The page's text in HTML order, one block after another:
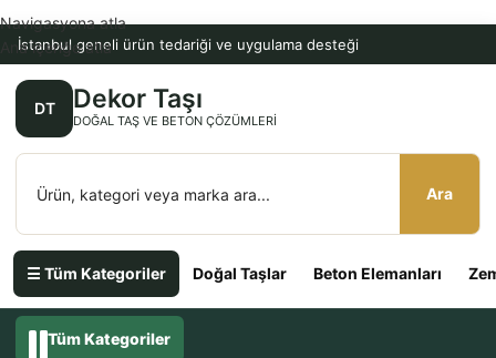
İstanbul geneli ürün tedariği ve uygulama desteği
DT Dekor Taşı
DOĞAL TAŞ VE BETON ÇÖZÜMLERI
Ara
☰ Tüm Kategoriler Doğal Taşlar Beton Elemanları
Navigasyona atla
Ana içeriğe atla
Tüm Kategoriler